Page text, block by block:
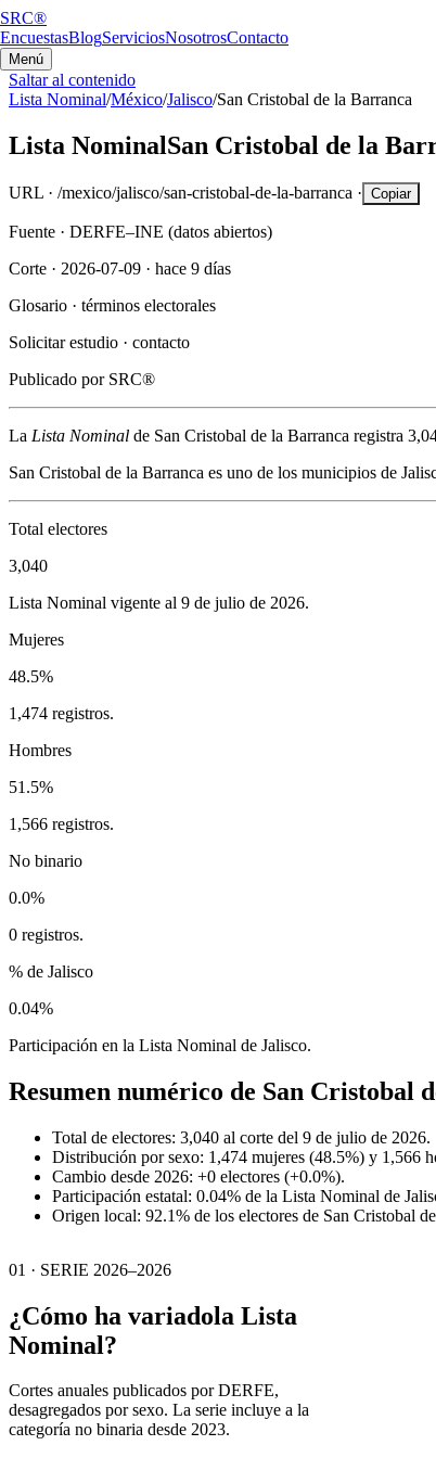
SRC®
EncuestasBlogServiciosNosotrosContacto
Menú
Saltar al contenido
Lista Nominal/México/Jalisco/San Cristobal de la Barranca
Lista NominalSan Cristobal de la
URL · /mexico/jalisco/san-cristobal-de-la-barranca · Copiar
Fuente · DERFE–INE (datos abiertos)
Corte · 2026-07-09 · hace 9 días
Glosario · términos electorales
Solicitar estudio · contacto
Publicado por SRC®
La Lista Nominal de San Cristobal de la Barranca registra
San Cristobal de la Barranca es uno de los municipios de
Total electores
3,040
Lista Nominal vigente al 9 de julio de 2026.
Mujeres
48.5%
1,474 registros.
Hombres
51.5%
1,566 registros.
No binario
0.0%
0 registros.
% de Jalisco
0.04%
Participación en la Lista Nominal de Jalisco.
Resumen numérico de San Cristobal
Total de electores: 3,040 al corte del 9 de julio de 2026.
Distribución por sexo: 1,474 mujeres (48.5%) y 1,566
Cambio desde 2026: +0 electores (+0.0%).
Participación estatal: 0.04% de la Lista Nominal de
Origen local: 92.1% de los electores de San Cristobal
01 · SERIE 2026–2026
¿Cómo ha variadola Lista
Nominal?
Cortes anuales publicados por DERFE,
desagregados por sexo. La serie incluye a la
categoría no binaria desde 2023.